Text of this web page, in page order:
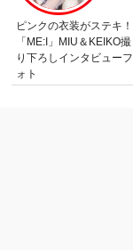
ピンクの衣装がステキ！
「ME:I」MIU＆KEIKO撮
り下ろしインタビューフ
ォト